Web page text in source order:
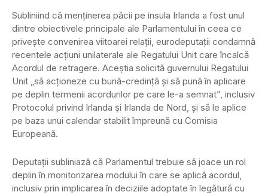
Subliniind că menținerea păcii pe insula Irlanda a fost unul
dintre obiectivele principale ale Parlamentului în ceea ce
privește convenirea viitoarei relații, eurodeputații condamnă
recentele acțiuni unilaterale ale Regatului Unit care încalcă
Acordul de retragere. Aceștia solicită guvernului Regatului
Unit „să acționeze cu bună-credință și să pună în aplicare
pe deplin termenii acordurilor pe care le-a semnat”, inclusiv
Protocolul privind Irlanda și Irlanda de Nord, și să le aplice
pe baza unui calendar stabilit împreună cu Comisia
Europeană.
Deputații subliniază că Parlamentul trebuie să joace un rol
deplin în monitorizarea modului în care se aplică acordul,
inclusiv prin implicarea în deciziile adoptate în legătură cu